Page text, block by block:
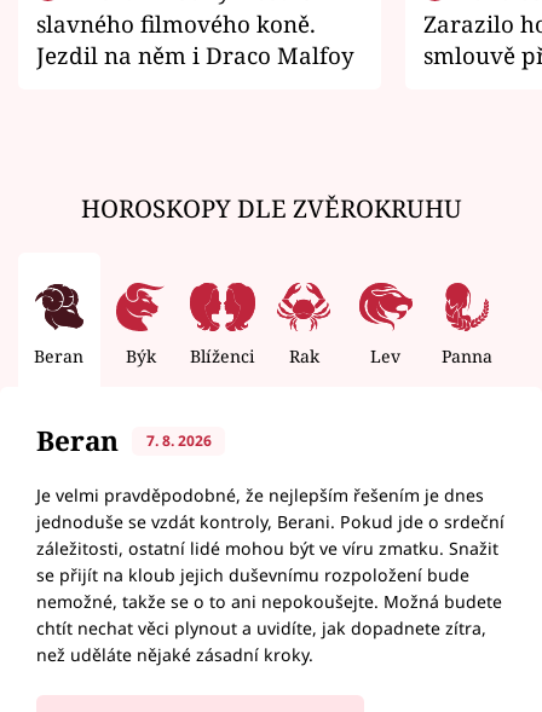
slavného filmového koně.
Jezdil na něm i Draco Malfoy
Zarazilo
smlouvě
HOROSKOPY DLE ZVĚROKRUHU
Beran Býk Blíženci Rak Lev Panna
Beran 7. 8. 2026
Je velmi pravděpodobné, že nejlepším řešením je dnes
jednoduše se vzdát kontroly, Berani. Pokud jde o srdeční
záležitosti, ostatní lidé mohou být ve víru zmatku. Snažit
se přijít na kloub jejich duševnímu rozpoložení bude
nemožné, takže se o to ani nepokoušejte. Možná budete
chtít nechat věci plynout a uvidíte, jak dopadnete zítra,
než uděláte nějaké zásadní kroky.